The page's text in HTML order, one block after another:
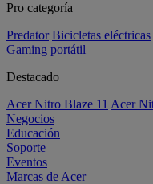
Pro categoría
Predator Bicicletas eléctricas
Gaming portátil
Destacado
Acer Nitro Blaze 11 Acer
Negocios
Educación
Soporte
Eventos
Marcas de Acer